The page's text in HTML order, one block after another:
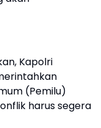
Kapolri
(Pemilu)
harus segera